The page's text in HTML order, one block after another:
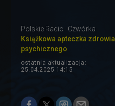
Polskie Radio
Czwórka
Książkowa apteczka zdrowia
psychicznego
ostatnia aktualizacja:
25.04.2025 14:15